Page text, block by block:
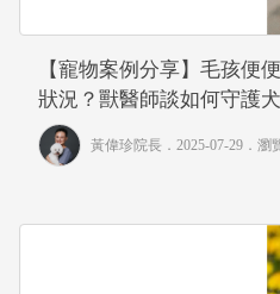
【寵物案例分享】毛孩便
狀況？獸醫師談如何守護
醫—黃偉珍
黃偉珍院長 ．2025-07-29． 瀏